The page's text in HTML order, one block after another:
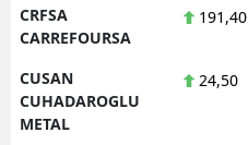
CRFSA
CARREFOURSA
191,40
CUSAN
CUHADAROGLU
METAL
24,50